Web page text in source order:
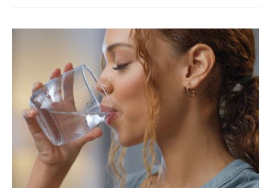
lieu
Valmont)